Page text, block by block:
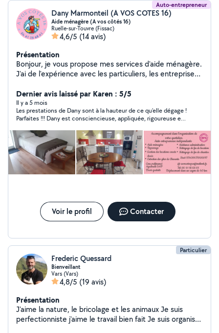
Auto-entrepreneur
Dany Marmonteil (A VOS COTES 16)
Aide ménagère (A vos côtés 16)
Ruelle-sur-Touvre (Fissac)
4,6/5 (14 avis)
Présentation
Bonjour, je vous propose mes services d'aide ménagère.
J'ai de l'expérience avec les particuliers, les entreprises
J'aime le travail bien fait, travail détaillé, je souhaite
votre satisfaction. Certains travaux seront sur devis.
Agrément SAP Avantages fiscaux 50%. Chaque année
pour les déclarations impôts Les factures sont net de
charges, c'est moi qui prend en charges les cotisations
Urssaf CESU Préfinancé par (CR CESU, Domiserve)
Dernier avis laissé par Karen : 5/5
Il y a 5 mois
Les prestations de Dany sont à la hauteur de ce qu’elle dégage !
Parfaites !!! Dany est consciencieuse, appliquée, rigoureuse et
recommande fortement son travail…. Mais pas trop car je
voudrai la garder rien que pour moi ;-)))
Voir le profil Contacter
Particulier
Frederic Quessard
Bienveillant
Vars (Vars)
4,8/5 (19 avis)
Présentation
J'aime la nature, le bricolage et les animaux Je suis
perfectionniste j'aime le travail bien fait Je suis organisé